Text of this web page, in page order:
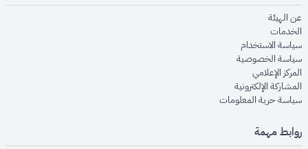
عن الهيئةopens in new window
الخدماتopens in new window
سياسة الاستخدام
سياسة الخصوصيةopens in new window
المركز الإعلاميopens in new window
المشاركة الإلكترونيةopens in new window
سياسة حرية المعلوماتopens in new window
روابط مهمة